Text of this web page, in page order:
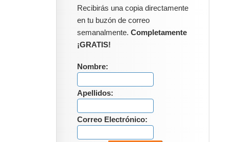
Recibirás una copia directamente
en tu buzón de correo
semanalmente. Completamente
¡GRATIS!
Nombre:
Apellidos:
Correo Electrónico: